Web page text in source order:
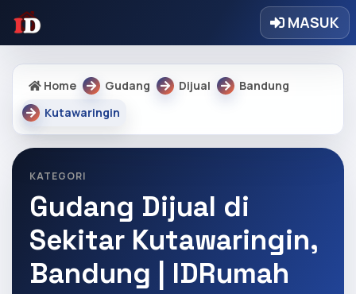
MASUK
Home Gudang Dijual
Bandung
Kutawaringin
KATEGORI
Gudang Dijual di
Sekitar Kutawaringin,
Bandung | IDRumah